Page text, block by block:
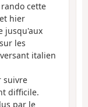
cette
hier
jusqu'aux
les
italien
suivre
difficile.
par le